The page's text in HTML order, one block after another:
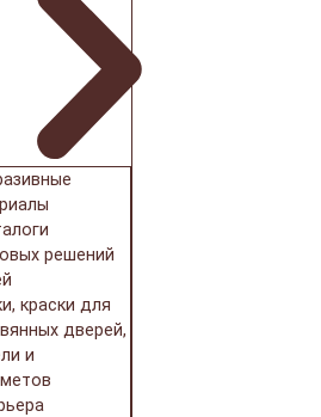
решений
краски для
дверей,
и